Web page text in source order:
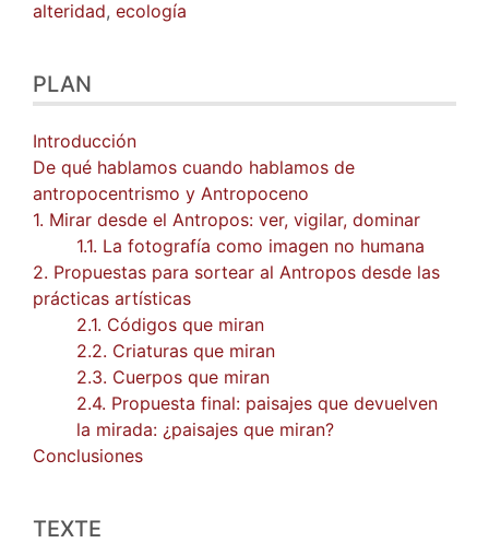
alteridad, ecología
PLAN
Introducción
De qué hablamos cuando hablamos de
antropocentrismo y Antropoceno
1. Mirar desde el Antropos: ver, vigilar, dominar
1.1. La fotografía como imagen no humana
2. Propuestas para sortear al Antropos desde las
prácticas artísticas
2.1. Códigos que miran
2.2. Criaturas que miran
2.3. Cuerpos que miran
2.4. Propuesta final: paisajes que devuelven
la mirada: ¿paisajes que miran?
Conclusiones
TEXTE